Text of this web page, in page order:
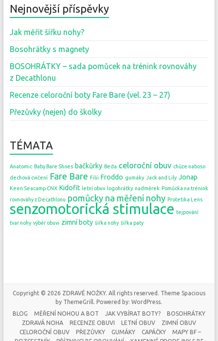
Nejnovější příspěvky
Jak měřit šířku nohy?
Bosohrátky s magnety
BOSOHRÁTKY – sada pomůcek na trénink rovnováhy
z Decathlonu
Recenze celoroční boty Fare Bare (vel. 23 – 27)
Přezůvky (nejen) do školky
TÉMATA
Anatomic Baby Bare Shoes bačkůrky Beda celoroční obuv chůze naboso
dechová cvičení Fare Bare Filii Froddo gumáky Jack and Lily Jonap
Keen Seacamp CNX Kidofit letní obuv logohrátky nadměrek Pomůcka na trénink
rovnováhy z Decathlonu pomůcky na měření nohy Protetika Lens
senzomotorická stimulace tejpování
tvar nohy výběr obuvi zimní boty šířka nohy šířka paty
Copyright © 2026 ZDRAVÉ NOŽKY. All rights reserved. Theme Spacious
by ThemeGrill. Powered by:WordPress.
BLOG
MĚŘENÍ NOHOU A BOT JAK VYBÍRAT BOTY?
BOSOHRÁTKY
ZDRAVÁ NOHA
RECENZE OBUVI LETNÍ OBUV
ZIMNÍ OBUV
CELOROČNÍ OBUV
PŘEZŮVKY GUMÁKY CAPÁČKY
MAPY BF –